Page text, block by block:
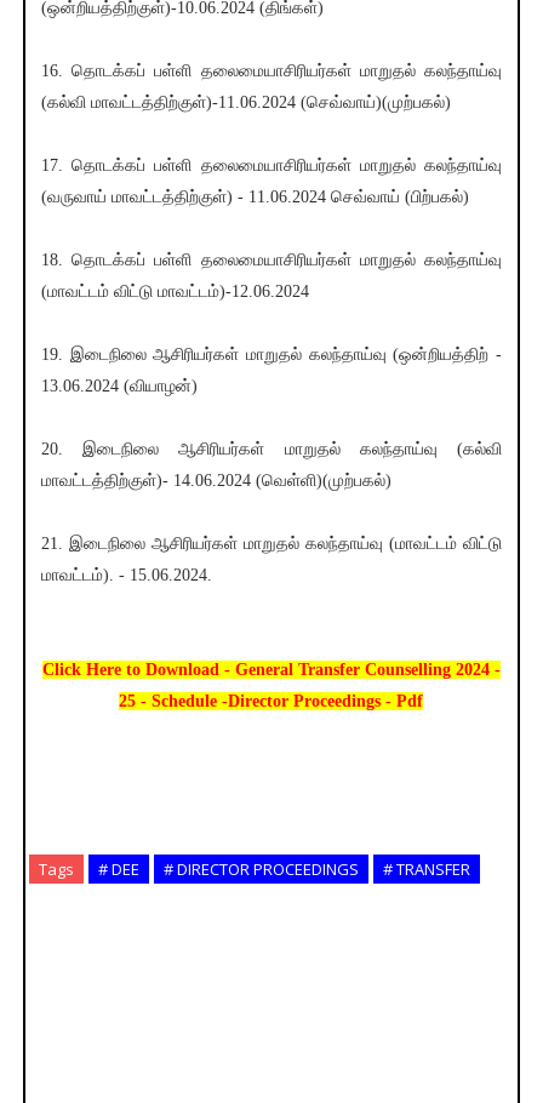
(ஒன்றியத்திற்குள்)-10.06.2024 (திங்கள்)
16. தொடக்கப் பள்ளி தலைமையாசிரியர்கள் மாறுதல் கலந்தாய்வு
(கல்வி மாவட்டத்திற்குள்)-11.06.2024 (செவ்வாய்)(முற்பகல்)
17. தொடக்கப் பள்ளி தலைமையாசிரியர்கள் மாறுதல் கலந்தாய்வு
(வருவாய் மாவட்டத்திற்குள்) - 11.06.2024 செவ்வாய் (பிற்பகல்)
18. தொடக்கப் பள்ளி தலைமையாசிரியர்கள் மாறுதல் கலந்தாய்வு
(மாவட்டம் விட்டு மாவட்டம்)-12.06.2024
19. இடைநிலை ஆசிரியர்கள் மாறுதல் கலந்தாய்வு (ஒன்றியத்திற் -
13.06.2024 (வியாழன்)
20. இடைநிலை ஆசிரியர்கள் மாறுதல் கலந்தாய்வு (கல்வி
மாவட்டத்திற்குள்)- 14.06.2024 (வெள்ளி)(முற்பகல்)
21. இடைநிலை ஆசிரியர்கள் மாறுதல் கலந்தாய்வு (மாவட்டம் விட்டு
மாவட்டம்). - 15.06.2024.
Click Here to Download - General Transfer Counselling 2024 -
25 - Schedule -Director Proceedings - Pdf
Tags # DEE # DIRECTOR PROCEEDINGS # TRANSFER